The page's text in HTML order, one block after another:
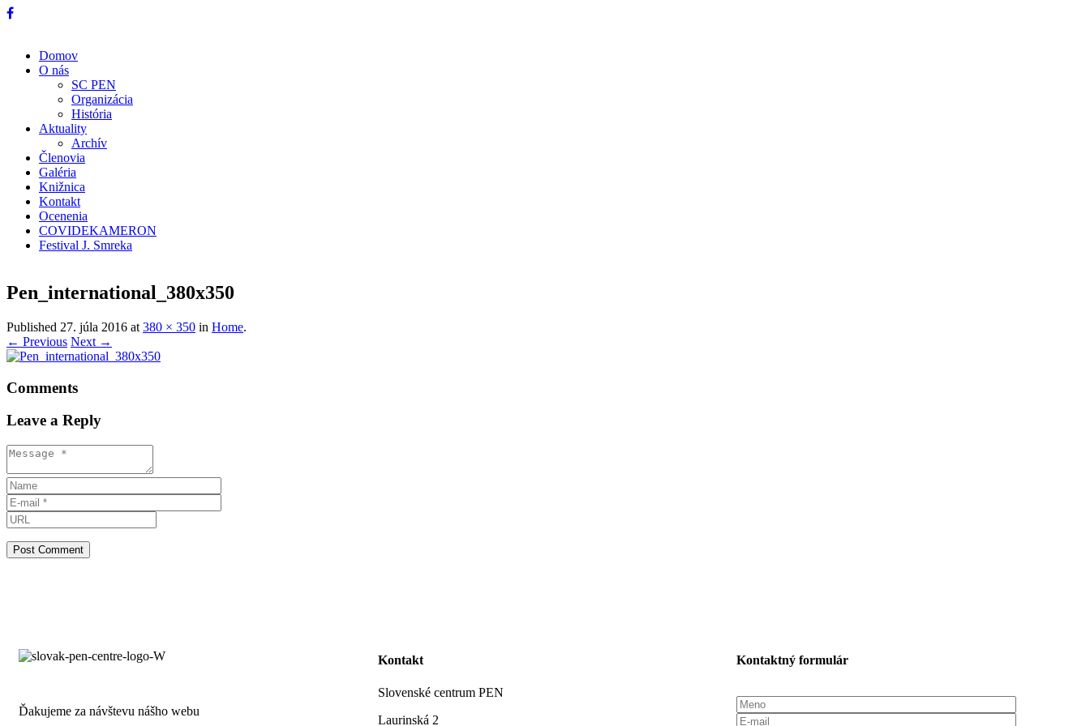
Domov
O nás
SC PEN
Organizácia
História
Aktuality
Archív
Členovia
Galéria
Knižnica
Kontakt
Ocenenia
COVIDEKAMERON
Festival J. Smreka
Pen_international_380x350
Published 27. júla 2016 at 380 × 350 in Home.
← Previous Next →
Comments
Leave a Reply
Ďakujeme za návštevu nášho webu
Kontakt
Slovenské centrum PEN
Laurinská 2
Kontaktný formulár